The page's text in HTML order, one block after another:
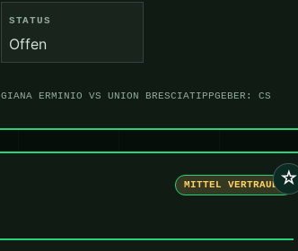
STATUS
Offen
GIANA ERMINIO VS UNION BRESCIATIPPGEBER: CS
☆
MITTEL VERTRAUEN